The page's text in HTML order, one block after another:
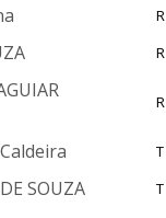
R
R
R
T
SOUZA T